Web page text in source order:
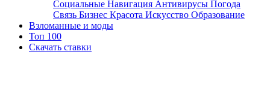
Социальные Навигация Антивирусы Погода
Связь Бизнес Красота Искусство Образование
Взломанные и моды
Топ 100
Скачать ставки